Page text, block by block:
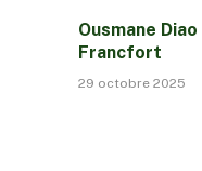
Ousmane
Francfort
29 octobre 2025